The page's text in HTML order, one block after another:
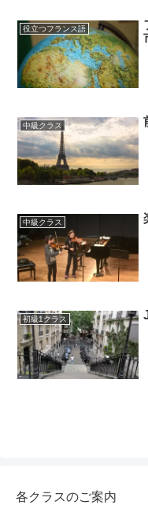
役立つフランス語
中級クラス
中級クラス
初級1クラス
各クラスのご案内